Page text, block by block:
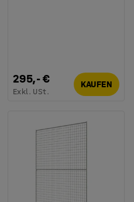
295,- €
Exkl. USt.
KAUFEN